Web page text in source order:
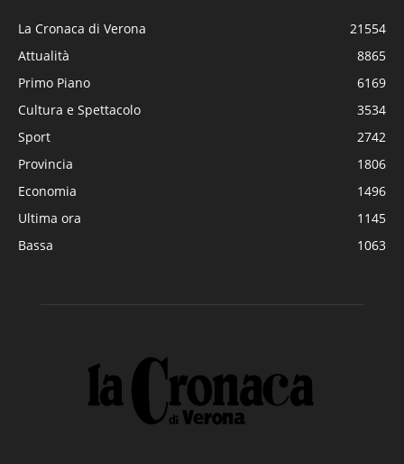
La Cronaca di Verona
21554
Attualità
8865
Primo Piano
6169
Cultura e Spettacolo
3534
Sport
2742
Provincia
1806
Economia
1496
Ultima ora
1145
Bassa
1063